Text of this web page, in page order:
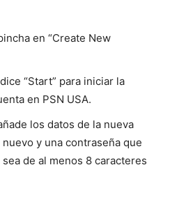
en “Create New
“Start” para iniciar la
en PSN USA.
los datos de la nueva
y una contraseña que
de al menos 8 caracteres